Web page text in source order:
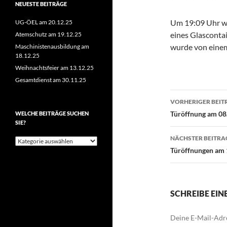
Um 19:09 Uhr
eines
wurde von
VORHERIGER
Türöffnung am
NÄCHSTER
Türöffnungen am
SCHREIBE
Deine E-Mail-
NEUESTE BEITRÄGE
UG-ÖEL am 20.12.25
Atemschutz am 19.12.25
Maschinistenausbildung am
18.12.25
Weihnachtsfeier am 13.12.25
Gesamtdienst am 30.11.25
WELCHE BEITRÄGE SUCHEN
SIE?
Welche